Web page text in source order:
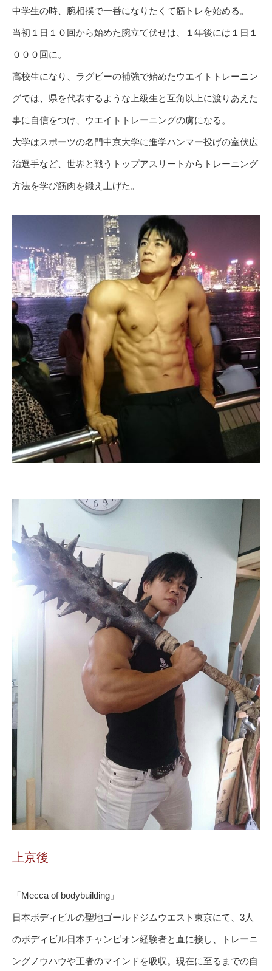
中学生の時、腕相撲で一番になりたくて筋トレを始める。
当初１日１０回から始めた腕立て伏せは、１年後には１日１
０００回に。
高校生になり、ラグビーの補強で始めたウエイトトレーニン
グでは、県を代表するような上級生と互角以上に渡りあえた
事に自信をつけ、ウエイトトレーニングの虜になる。
大学はスポーツの名門中京大学に進学ハンマー投げの室伏広
治選手など、世界と戦うトップアスリートからトレーニング
方法を学び筋肉を鍛え上げた。
上京後
「Mecca of bodybuilding」
日本ボディビルの聖地ゴールドジムウエスト東京にて、3人
のボディビル日本チャンピオン経験者と直に接し、トレーニ
ングノウハウや王者のマインドを吸収。現在に至るまでの自